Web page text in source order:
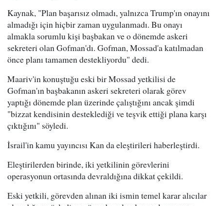
Kaynak, "Plan başarısız olmadı, yalnızca Trump'ın onayını
almadığı için hiçbir zaman uygulanmadı. Bu onayı
almakla sorumlu kişi başbakan ve o dönemde askeri
sekreteri olan Gofman'dı. Gofman, Mossad'a katılmadan
önce planı tamamen destekliyordu" dedi.
Maariv'in konuştuğu eski bir Mossad yetkilisi de
Gofman'ın başbakanın askeri sekreteri olarak görev
yaptığı dönemde plan üzerinde çalıştığını ancak şimdi
"bizzat kendisinin desteklediği ve teşvik ettiği plana karşı
çıktığını" söyledi.
İsrail'in kamu yayıncısı Kan da eleştirileri haberleştirdi.
Eleştirilerden birinde, iki yetkilinin görevlerini
operasyonun ortasında devraldığına dikkat çekildi.
Eski yetkili, görevden alınan iki ismin temel karar alıcılar